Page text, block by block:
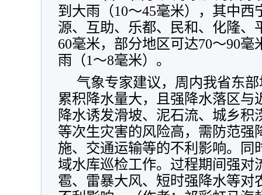
到大雨（10～45毫米），其中
源、互助、乐都、民和、化隆、
60毫米，部分地区可达70～90
雨（1～8毫米）。
气象专家建议，周内我省东
累积降水量大，且强降水落区与
降水诱发滑坡、泥石流、城乡积
等次生灾害的风险高，需防范强
施、交通运输等的不利影响。同
域水库巡检工作。过程期间强对
雹、雷暴大风、短时强降水等对